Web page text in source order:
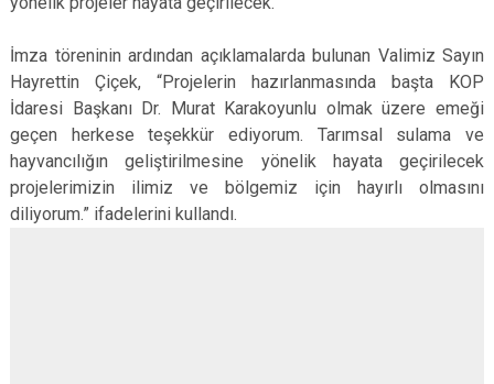
İmza töreninin ardından açıklamalarda bulunan Valimiz Sayın
Hayrettin Çiçek, “Projelerin hazırlanmasında başta KOP
İdaresi Başkanı Dr. Murat Karakoyunlu olmak üzere emeği
geçen herkese teşekkür ediyorum. Tarımsal sulama ve
hayvancılığın geliştirilmesine yönelik hayata geçirilecek
projelerimizin ilimiz ve bölgemiz için hayırlı olmasını
diliyorum.” ifadelerini kullandı.